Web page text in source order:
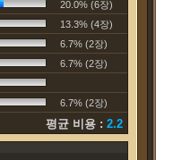
20.0% (6장)
13.3% (4장)
6.7% (2장)
6.7% (2장)
6.7% (2장)
평균 비용 : 2.2